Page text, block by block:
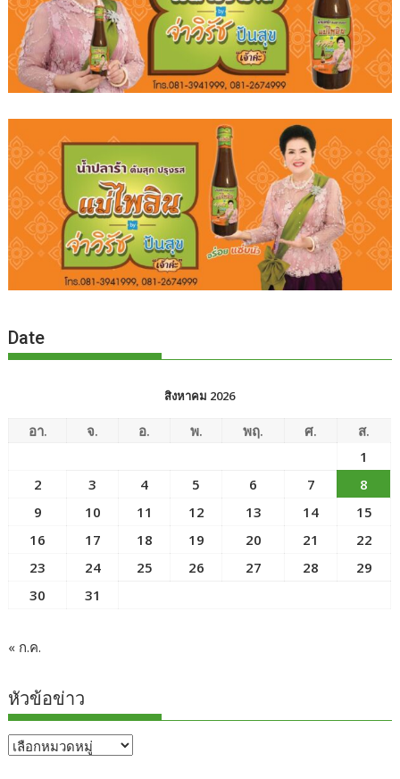
Date
สิงหาคม 2026
อา. จ. อ. พ. พฤ. ศ.
ส.
1
2
3 4 5 6 7
8
9
10 11 12 13 14
15
16
17 18 19 20 21
22
23
24 25 26 27 28
29
30
31
« ก.ค.
หัวข้อข่าว
หัวข้อ